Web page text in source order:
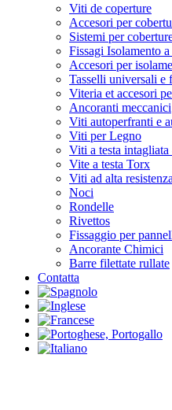
Viti de coperture
Accesori per
Sistemi per
Fissagi Isolamento
Accesori per
Tasselli universali e
Viteria et accesori
Ancoranti meccanici
Viti autoperfranti e
Viti per Legno
Viti a testa
Vite a testa Torx
Viti ad alta resistenza
Noci
Rondelle
Rivettos
Fissaggio per
Ancorante Chimici
Barre filettate rullate
Contatta